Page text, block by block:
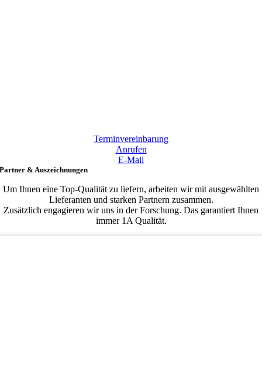
Terminvereinbarung
Anrufen
E-Mail
Partner & Auszeichnungen
Um Ihnen eine Top-Qualität zu liefern, arbeiten wir mit ausgewählten
Lieferanten und starken Partnern zusammen.
Zusätzlich engagieren wir uns in der Forschung. Das garantiert Ihnen
immer 1A Qualität.